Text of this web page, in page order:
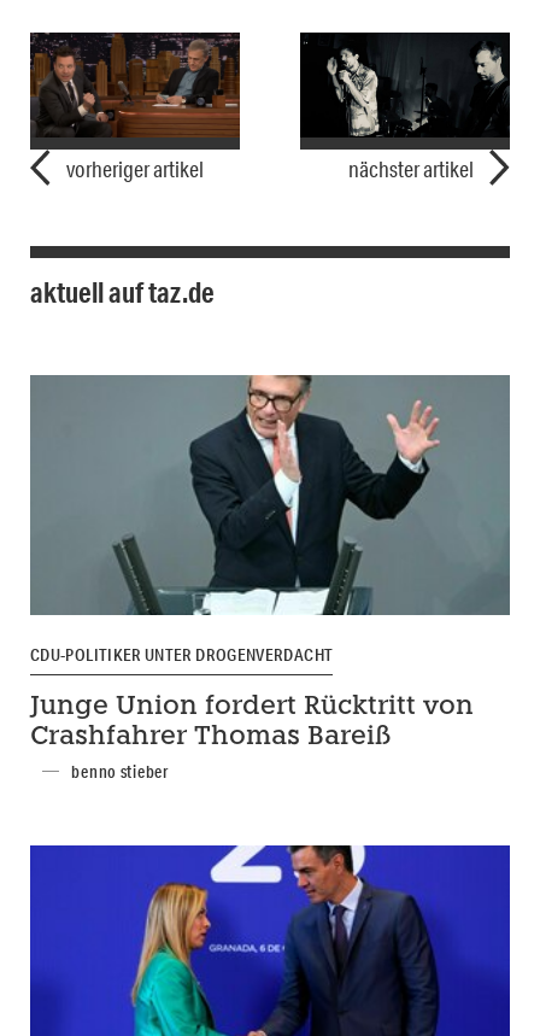
vorheriger artikel nächster artikel
aktuell auf taz.de
CDU-POLITIKER UNTER DROGENVERDACHT
Junge Union fordert Rücktritt von
Crashfahrer Thomas Bareiß
benno stieber